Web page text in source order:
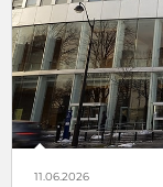
11.06.2026